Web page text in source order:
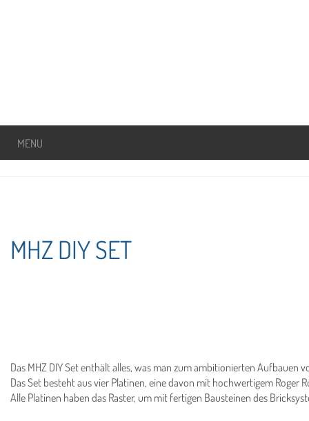
MENU
MHZ DIY SET
Das MHZ DIY Set enthält alles, was man zum ambitionierten Aufbauen
Das Set besteht aus vier Platinen, eine davon mit hochwertigem Roger
Alle Platinen haben das Raster, um mit fertigen Bausteinen des